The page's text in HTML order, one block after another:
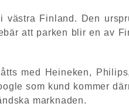
Finland. Den
att parken blir en av
med Heineken,
som kund kommer
marknaden.